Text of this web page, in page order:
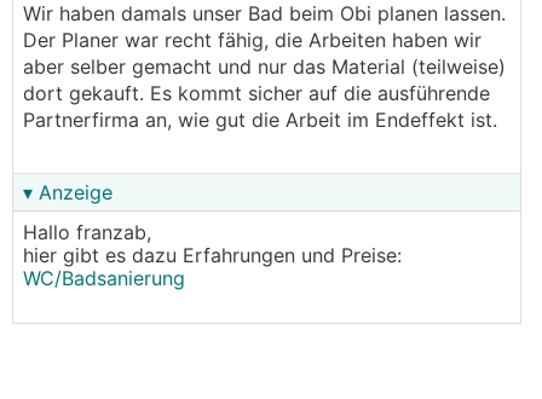
Wir haben damals unser Bad beim Obi planen lassen.
Der Planer war recht fähig, die Arbeiten haben wir
aber selber gemacht und nur das Material (teilweise)
dort gekauft. Es kommt sicher auf die ausführende
Partnerfirma an, wie gut die Arbeit im Endeffekt ist.
▾ Anzeige
Hallo franzab,
hier gibt es dazu Erfahrungen und Preise:
WC/Badsanierung